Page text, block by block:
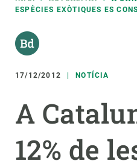
Fil
d'ariadna
ESPÈCIES EXÒTIQUES ES
17/12/2012 NOTÍCIA
A
12% de
Featured
responsive
INTRANET
menu
CIÈNCIA EN ACCIÓ